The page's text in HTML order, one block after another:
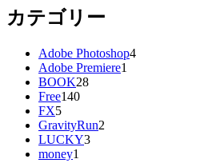
カテゴリー
Adobe Photoshop4
Adobe Premiere1
BOOK28
Free140
FX5
GravityRun2
LUCKY3
money1